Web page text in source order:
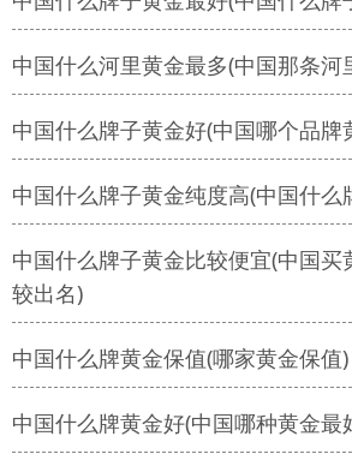
中国什么河里黄金最多(中国那条河
中国什么牌子黄金好(中国哪个品牌
中国什么牌子黄金纯度高(中国什么
中国什么牌子黄金比较便宜(中国买
较出名)
中国什么牌黄金保值(哪家黄金保值)
中国什么牌黄金好(中国哪种黄金最